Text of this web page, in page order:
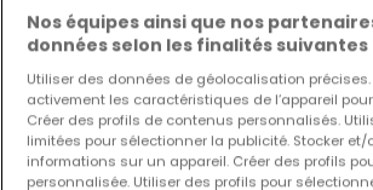
Type de bureaux en location à
(Rambrouch)
Bureaux à louer Hostert
Autres recherches suggérées
Nos équipes ainsi que nos
données selon les finalités suivantes
Utiliser des données de géolocalisation
activement les caractéristiques de l’appareil
Créer des profils de contenus personnalisés.
limitées pour sélectionner la publicité. Stocker
informations sur un appareil. Créer des profils
personnalisée. Utiliser des profils pour